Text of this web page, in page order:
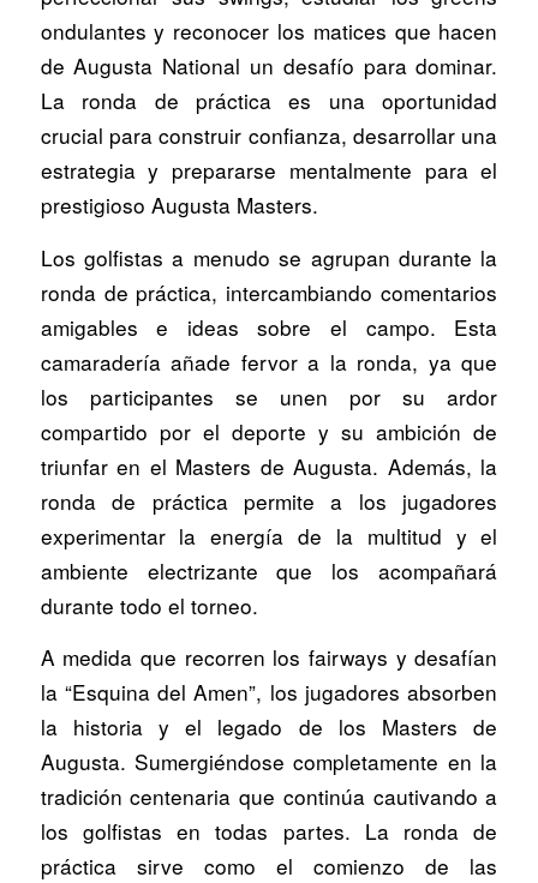
ondulantes y reconocer los matices que hacen
de Augusta National un desafío para dominar.
La ronda de práctica es una oportunidad
crucial para construir confianza, desarrollar una
estrategia y prepararse mentalmente para el
prestigioso Augusta Masters.
Los golfistas a menudo se agrupan durante la
ronda de práctica, intercambiando comentarios
amigables e ideas sobre el campo. Esta
camaradería añade fervor a la ronda, ya que
los participantes se unen por su ardor
compartido por el deporte y su ambición de
triunfar en el Masters de Augusta. Además, la
ronda de práctica permite a los jugadores
experimentar la energía de la multitud y el
ambiente electrizante que los acompañará
durante todo el torneo.
A medida que recorren los fairways y desafían
la “Esquina del Amen”, los jugadores absorben
la historia y el legado de los Masters de
Augusta. Sumergiéndose completamente en la
tradición centenaria que continúa cautivando a
los golfistas en todas partes. La ronda de
práctica sirve como el comienzo de las